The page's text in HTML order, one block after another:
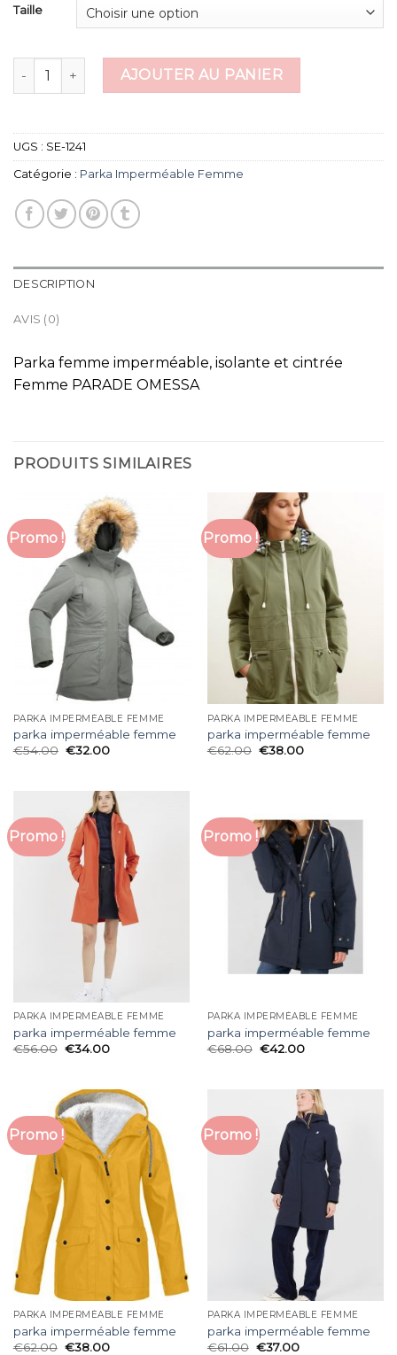
Taille
quantité de parka imperméable femme
AJOUTER AU PANIER
UGS : SE-1241
Catégorie : Parka Imperméable Femme
DESCRIPTION
AVIS (0)
Parka femme imperméable, isolante et cintrée
Femme PARADE OMESSA
PRODUITS SIMILAIRES
Promo !
PARKA IMPERMÉABLE FEMME
parka imperméable femme
€54.00 €32.00
Promo !
PARKA IMPERMÉABLE FEMME
parka imperméable femme
€62.00 €38.00
Promo !
PARKA IMPERMÉABLE FEMME
parka imperméable femme
€56.00 €34.00
Promo !
PARKA IMPERMÉABLE FEMME
parka imperméable femme
€68.00 €42.00
Promo !
PARKA IMPERMÉABLE FEMME
parka imperméable femme
€62.00 €38.00
Promo !
PARKA IMPERMÉABLE FEMME
parka imperméable femme
€61.00 €37.00